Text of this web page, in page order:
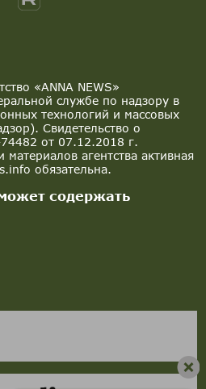
«ANNA NEWS»
службе по надзору в
технологий и массовых
Свидетельство о
от 07.12.2018 г.
агентства активная
обязательна.
содержать